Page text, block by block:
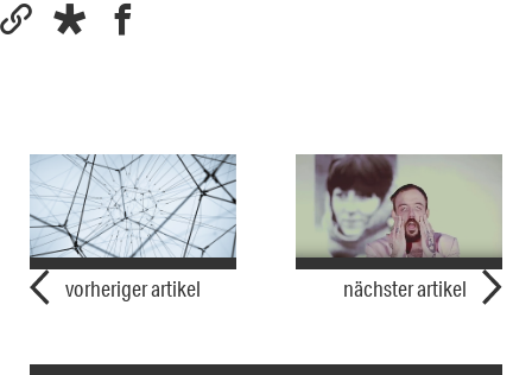
vorheriger artikel nächster artikel